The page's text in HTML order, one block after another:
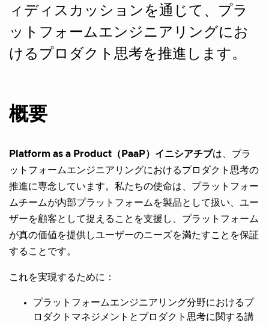
ィディスカッションを通じて、プラ
ットフォームエンジニアリングにお
けるプロダクト思考を推進します。
概要
Platform as a Product（PaaP）イニシアチブは、プラ
ットフォームエンジニアリングにおけるプロダクト思考の
推進に専念しています。私たちの使命は、プラットフォー
ムチームが内部プラットフォームを製品として扱い、ユー
ザーを顧客として捉えることを支援し、プラットフォーム
が真の価値を提供しユーザーのニーズを満たすことを保証
することです。
これを実現するために：
プラットフォームエンジニアリング分野におけるプ
ロダクトマネジメントとプロダクト思考に関する講